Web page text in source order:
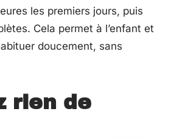
les premiers jours, puis
Cela permet à l’enfant et
doucement, sans
rien de